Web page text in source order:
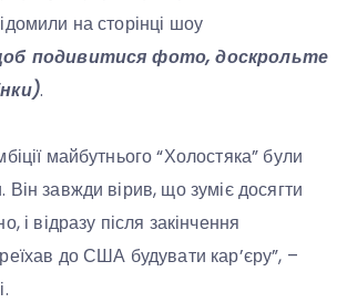
на сторінці шоу
подивитися фото, доскрольте
.
майбутнього “Холостяка” були
завжди вірив, що зуміє досягти
і відразу після закінчення
до США будувати кар’єру”, –